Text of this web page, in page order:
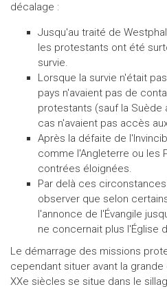
décalage :
Jusqu'au traité de
les protestants ont été
survie.
Lorsque la survie n'était
pays n'avaient pas de
protestants (sauf la Suède
cas n'avaient pas accès
Après la défaite de
comme l'Angleterre ou les
contrées éloignées.
Par delà ces
observer que selon
l'annonce de l'Évangile
ne concernait plus l'Église
Le démarrage des missions
cependant situer avant la
XXe siècles se situe dans le